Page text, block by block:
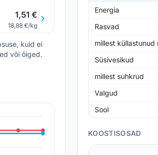
1,51 €
18,88 €/kg
kuid ei
või õiged.
Energia
Rasvad
millest küllastunud
Süsivesikud
millest suhkrud
Valgud
Sool
KOOSTISOSAD